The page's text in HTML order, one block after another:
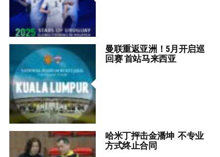
曼联重返亚洲！5月开启巡
回赛 首站马来西亚
哈米丁抨击金潘坤 不专业
方式终止合同